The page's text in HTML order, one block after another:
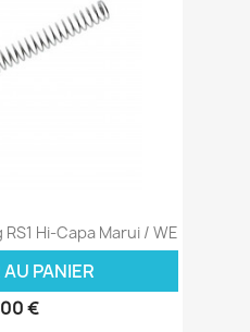
Hi-Capa Marui / WE
PANIER
€